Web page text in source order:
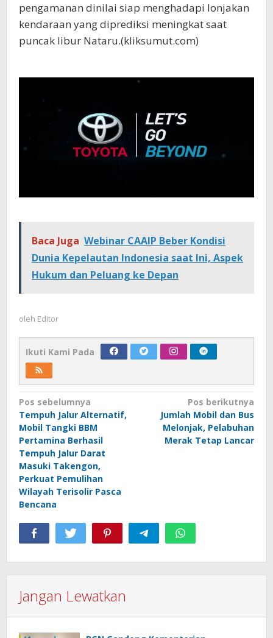
pengamanan dinilai siap menghadapi lonjakan
kendaraan yang diprediksi meningkat saat
puncak libur Nataru.(kliksumut.com)
Baca Juga Webinar CAAIP Beber Kondisi
Dunia Kepelautan Indonesia saat Ini, Aspek
Hukum dan Peluang ke Depan
oleh Editor
Ikuti Kami Pada
Navigasi
pos
Pos sebelumnya
Tempuh Jalur Alternatif,
Mobil Tangki BBM
Pertamina Berhasil
Tempuh Jalur Darat
Masuki Takengon,
Perkuat Pemulihan
Wilayah Terisolir Pasca
Bencana
Pos berikutnya
Jumlah Mobil dan Bus
Melonjak, Pelabuhan
Merak Tetap Lancar
Jangan Lewatkan